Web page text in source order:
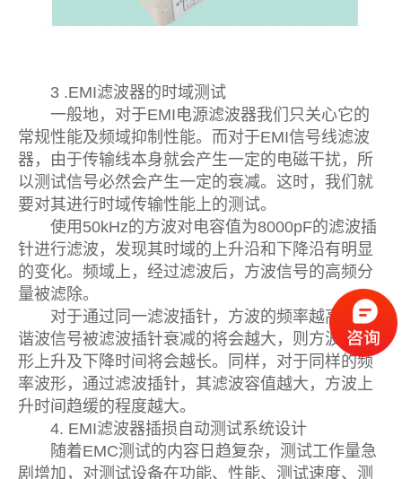
3 .EMI滤波器的时域测试
一般地，对于EMI电源滤波器我们只关心它的
常规性能及频域抑制性能。而对于EMI信号线滤波
器，由于传输线本身就会产生一定的电磁干扰，所
以测试信号必然会产生一定的衰减。这时，我们就
要对其进行时域传输性能上的测试。
使用50kHz的方波对电容值为8000pF的滤波插
针进行滤波，发现其时域的上升沿和下降沿有明显
的变化。频域上，经过滤波后，方波信号的高频分
量被滤除。
对于通过同一滤波插针，方波的频率越高，其
谐波信号被滤波插针衰减的将会越大，则方波的波
形上升及下降时间将会越长。同样，对于同样的频
率波形，通过滤波插针，其滤波容值越大，方波上
升时间趋缓的程度越大。
4. EMI滤波器插损自动测试系统设计
随着EMC测试的内容日趋复杂，测试工作量急
剧增加，对测试设备在功能、性能、测试速度、测